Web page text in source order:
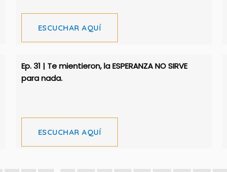
ESCUCHAR AQUÍ
Ep. 31 | Te mientieron, la ESPERANZA NO SIRVE
para nada.
ESCUCHAR AQUÍ